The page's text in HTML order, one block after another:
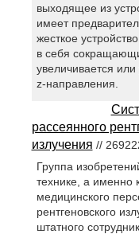
выходящее из
имеет
жесткое
в себя
увеличивается
z-направления.
рассеянного
излучения //
Группа
технике, а именно
медицинского
рентгеновского
штатного